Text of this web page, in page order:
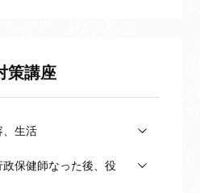
策講座
、生活
保健師なった後、役